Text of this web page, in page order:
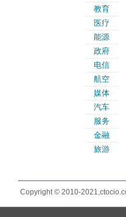
教育
医疗
能源
政府
电信
航空
媒体
汽车
服务
金融
旅游
Copyright © 2010-